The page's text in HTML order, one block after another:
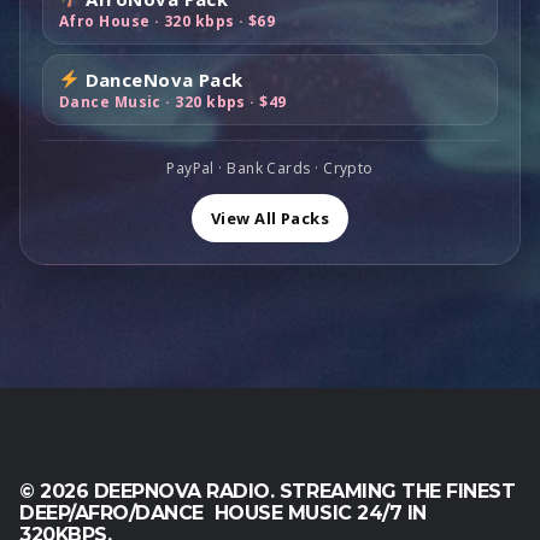
0
0
.
1
1
,
0
0
0
s
t
:
$
1
6
.
:
$
8
9
0
0
f
o
s
t
:
0
t
e
:
$
1
Afro House · 320 kbps · $69
DanceNova Pack
Dance Music · 320 kbps · $49
PayPal · Bank Cards · Crypto
View All Packs
© 2026 DEEPNOVA RADIO. STREAMING THE FINEST
DEEP/AFRO/DANCE HOUSE MUSIC 24/7 IN
320KBPS.